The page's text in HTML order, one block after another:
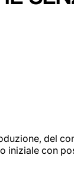
del
iniziale con